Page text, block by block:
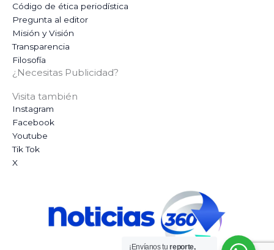
Código de ética periodística
Pregunta al editor
Misión y Visión
Transparencia
Filosofía
¿Necesitas Publicidad?
Visita también
Instagram
Facebook
Youtube
Tik Tok
X
¡Envíanos tureporte,